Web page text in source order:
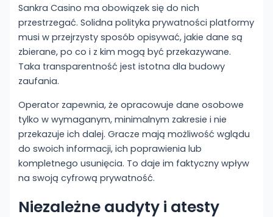
Sankra Casino ma obowiązek się do nich
przestrzegać. Solidna polityka prywatności platformy
musi w przejrzysty sposób opisywać, jakie dane są
zbierane, po co i z kim mogą być przekazywane.
Taka transparentność jest istotna dla budowy
zaufania.
Operator zapewnia, że opracowuje dane osobowe
tylko w wymaganym, minimalnym zakresie i nie
przekazuje ich dalej. Gracze mają możliwość wglądu
do swoich informacji, ich poprawienia lub
kompletnego usunięcia. To daje im faktyczny wpływ
na swoją cyfrową prywatność.
Niezależne audyty i atesty